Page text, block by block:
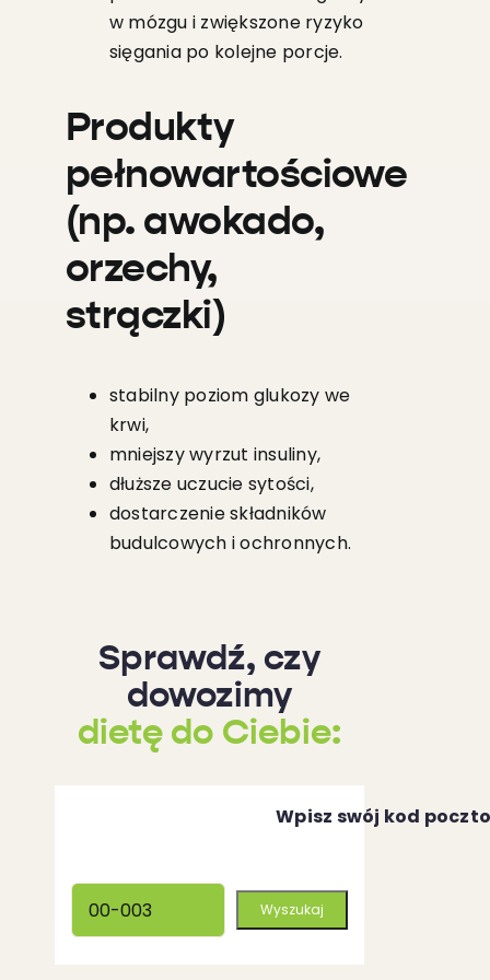
w mózgu i zwiększone ryzyko
sięgania po kolejne porcje.
Produkty
pełnowartościowe
(np. awokado,
orzechy,
strączki)
stabilny poziom glukozy we
krwi,
mniejszy wyrzut insuliny,
dłuższe uczucie sytości,
dostarczenie składników
budulcowych i ochronnych.
Sprawdź, czy
dowozimy
dietę do Ciebie:
Wpisz swój kod